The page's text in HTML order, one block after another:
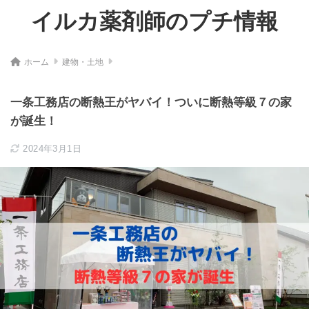
イルカ薬剤師のプチ情報
ホーム 建物・土地
一条工務店の断熱王がヤバイ！ついに断熱等級７の家
が誕生！
2024年3月1日